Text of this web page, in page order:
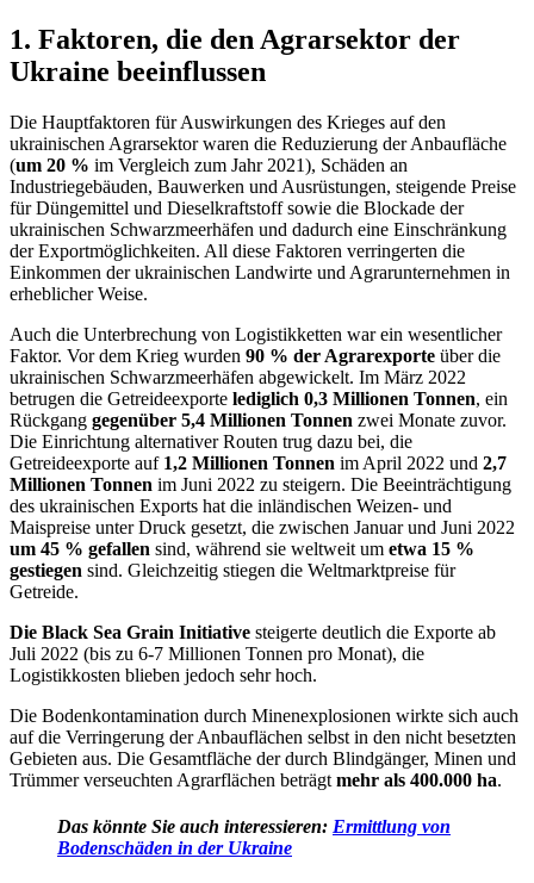
1. Faktoren, die den Agrarsektor der
Ukraine beeinflussen
Die Hauptfaktoren für Auswirkungen des Krieges auf den
ukrainischen Agrarsektor waren die Reduzierung der Anbaufläche
(um 20 % im Vergleich zum Jahr 2021), Schäden an
Industriegebäuden, Bauwerken und Ausrüstungen, steigende Preise
für Düngemittel und Dieselkraftstoff sowie die Blockade der
ukrainischen Schwarzmeerhäfen und dadurch eine Einschränkung
der Exportmöglichkeiten. All diese Faktoren verringerten die
Einkommen der ukrainischen Landwirte und Agrarunternehmen in
erheblicher Weise.
Auch die Unterbrechung von Logistikketten war ein wesentlicher
Faktor. Vor dem Krieg wurden 90 % der Agrarexporte über die
ukrainischen Schwarzmeerhäfen abgewickelt. Im März 2022
betrugen die Getreideexporte lediglich 0,3 Millionen Tonnen, ein
Rückgang gegenüber 5,4 Millionen Tonnen zwei Monate zuvor.
Die Einrichtung alternativer Routen trug dazu bei, die
Getreideexporte auf 1,2 Millionen Tonnen im April 2022 und 2,7
Millionen Tonnen im Juni 2022 zu steigern. Die Beeinträchtigung
des ukrainischen Exports hat die inländischen Weizen- und
Maispreise unter Druck gesetzt, die zwischen Januar und Juni 2022
um 45 % gefallen sind, während sie weltweit um etwa 15 %
gestiegen sind. Gleichzeitig stiegen die Weltmarktpreise für
Getreide.
Die Black Sea Grain Initiative steigerte deutlich die Exporte ab
Juli 2022 (bis zu 6-7 Millionen Tonnen pro Monat), die
Logistikkosten blieben jedoch sehr hoch.
Die Bodenkontamination durch Minenexplosionen wirkte sich auch
auf die Verringerung der Anbauflächen selbst in den nicht besetzten
Gebieten aus. Die Gesamtfläche der durch Blindgänger, Minen und
Trümmer verseuchten Agrarflächen beträgt mehr als 400.000 ha.
Das könnte Sie auch interessieren: Ermittlung von
Bodenschäden in der Ukraine